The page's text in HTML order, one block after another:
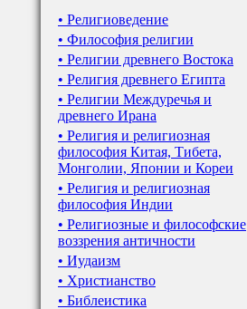
• Религиоведение
• Философия религии
• Религии древнего Востока
• Религия древнего Египта
• Религии Междуречья и
древнего Ирана
• Религия и религиозная
философия Китая, Тибета,
Монголии, Японии и Кореи
• Религия и религиозная
философия Индии
• Религиозные и философские
воззрения античности
• Иудаизм
• Христианство
• Библеистика